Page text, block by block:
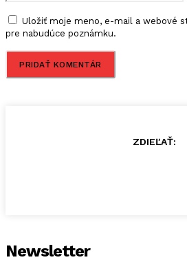
Uložiť moje meno, e-mail a webové
pre nabudúce poznámku.
ZDIEĽAŤ:
Newsletter